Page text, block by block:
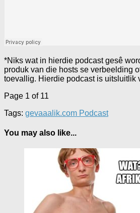
*Niks wat in hierdie podcast gesê
produk van die hosts se verbeelding
toevallig. Hierdie podcast is uitsluitlik
Page 1 of 11
Tags: gevaaalik.com Podcast
You may also like...